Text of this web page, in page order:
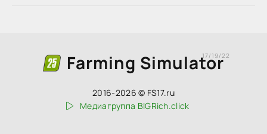
Farming Simulator
17/19/22
2016-2026 © FS17.ru
Медиагруппа BIGRich.click